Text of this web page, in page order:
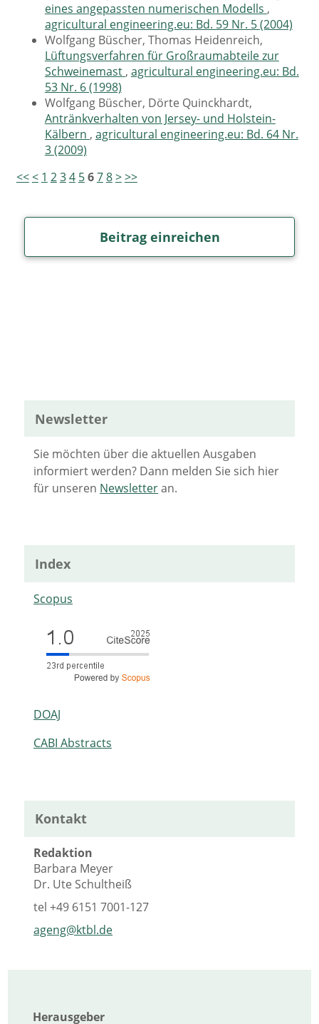
eines angepassten numerischen Modells ,
agricultural engineering.eu: Bd. 59 Nr. 5 (2004)
Wolfgang Büscher, Thomas Heidenreich,
Lüftungsverfahren für Großraumabteile zur
Schweinemast , agricultural engineering.eu: Bd.
53 Nr. 6 (1998)
Wolfgang Büscher, Dörte Quinckhardt,
Antränkverhalten von Jersey- und Holstein-
Kälbern , agricultural engineering.eu: Bd. 64 Nr.
3 (2009)
<<< 1 234 5678>>>
Beitrag einreichen
Newsletter
Sie möchten über die aktuellen Ausgaben
informiert werden? Dann melden Sie sich hier
für unseren Newsletteran.
Index
Scopus
DOAJ
CABI Abstracts
Kontakt
Redaktion
Barbara Meyer
Dr. Ute Schultheiß
tel+49 6151 7001-127
ageng@ktbl.de
Herausgeber